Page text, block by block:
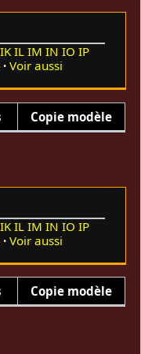
IK IL IM IN IO IP
Voir aussi
Copie modèle
IK IL IM IN IO IP
Voir aussi
Copie modèle